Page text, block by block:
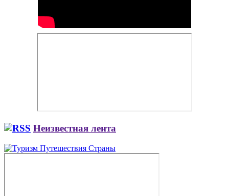
Неизвестная лента